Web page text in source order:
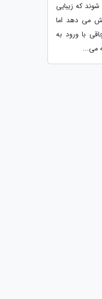
که زیبایی
می دهد اما
با ورود به
می...